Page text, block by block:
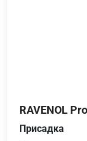
RAVENOL
Присадка